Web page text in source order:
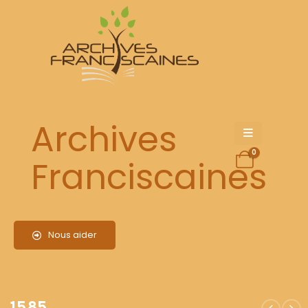
Archives
Franciscaines
Nous aider
0